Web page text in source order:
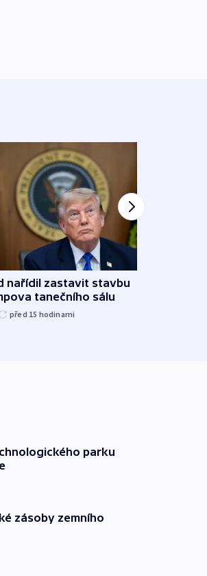
nařídil zastavit stavbu
tanečního sálu
před 15 hodinami
parku
zásoby zemního